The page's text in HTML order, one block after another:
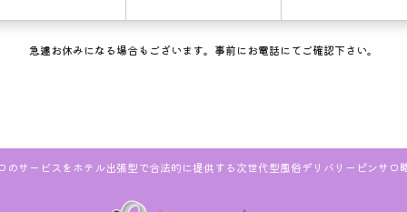
急遽お休みになる場合もございます。 事前にお電話にてご確認下さい。
のサービスをホテル出張型で合法的に提供する次世代型風俗デリバリーピンサロ